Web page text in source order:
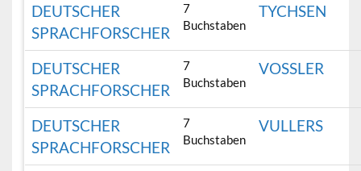
DEUTSCHER
SPRACHFORSCHER
7
Buchstaben
TYCHSEN
DEUTSCHER
SPRACHFORSCHER
7
Buchstaben
VOSSLER
DEUTSCHER
SPRACHFORSCHER
7
Buchstaben
VULLERS